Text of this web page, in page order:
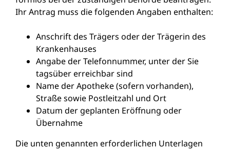
Ihr Antrag muss die folgenden Angaben enthalten:
Anschrift des Trägers oder der Trägerin des
Krankenhauses
Angabe der Telefonnummer, unter der Sie
tagsüber erreichbar sind
Name der Apotheke (sofern vorhanden),
Straße sowie Postleitzahl und Ort
Datum der geplanten Eröffnung oder
Übernahme
Die unten genannten erforderlichen Unterlagen